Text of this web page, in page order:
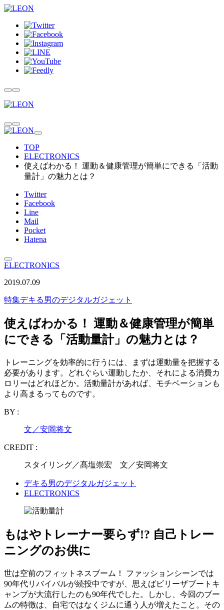
TOP
ELECTRONICS
使えばわかる！ 運動＆健康管理が簡単にできる「活動
量計」の魅力とは？
Twitter
Facebook
Line
Mail
Pocket
Hatena
ELECTRONICS
2019.07.09
特集デキる男のデジタルガジェット
使えばわかる！ 運動＆健康管理が簡単
にできる「活動量計」の魅力とは？
トレーニングを効率的に行うには、まずは運動量を把握する
必要があります。どれぐらい運動したか、それによる消費カ
ロリーはどれほどか。活動量計があれば、モチベーションも
より高まるってものです。
BY :
文／安岡将文
CREDIT :
スタイリング／髙塩崇宏 文／安岡将文
デキる男のデジタルガジェット
ELECTRONICS
もはやトレーナー要らず!? 自己トレー
ニングのお供に
世は空前のフィットネスブーム！ ファッションシーンでは
90年代リバイバルが続投中ですが、思えばビリーザブートキ
ャンプが大流行したのも90年代でした。しかし、今回のブー
ムの特徴は、自宅ではなくジムに通う人が増えたこと。その